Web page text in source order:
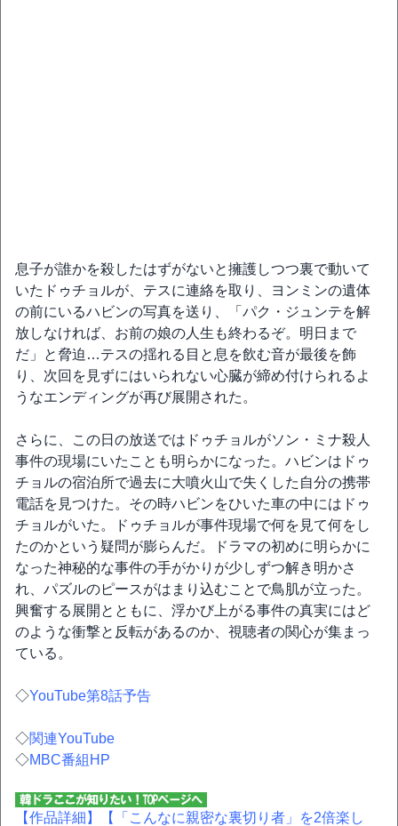
息子が誰かを殺したはずがないと擁護しつつ裏で動いて
いたドゥチョルが、テスに連絡を取り、ヨンミンの遺体
の前にいるハビンの写真を送り、「パク・ジュンテを解
放しなければ、お前の娘の人生も終わるぞ。明日まで
だ」と脅迫…テスの揺れる目と息を飲む音が最後を飾
り、次回を見ずにはいられない心臓が締め付けられるよ
うなエンディングが再び展開された。
さらに、この日の放送ではドゥチョルがソン・ミナ殺人
事件の現場にいたことも明らかになった。ハビンはドゥ
チョルの宿泊所で過去に大噴火山で失くした自分の携帯
電話を見つけた。その時ハビンをひいた車の中にはドゥ
チョルがいた。ドゥチョルが事件現場で何を見て何をし
たのかという疑問が膨らんだ。ドラマの初めに明らかに
なった神秘的な事件の手がかりが少しずつ解き明かさ
れ、パズルのピースがはまり込むことで鳥肌が立った。
興奮する展開とともに、浮かび上がる事件の真実にはど
のような衝撃と反転があるのか、視聴者の関心が集まっ
ている。
◇YouTube第8話予告
◇関連YouTube
◇MBC番組HP
【作品詳細】
【「こんなに親密な裏切り者」を2倍楽し